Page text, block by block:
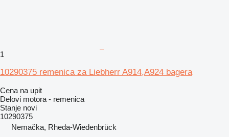
1
10290375 remenica za Liebherr A914,A924 bagera
Cena na upit
Delovi motora - remenica
Stanje novi
10290375
Nemačka, Rheda-Wiedenbrück